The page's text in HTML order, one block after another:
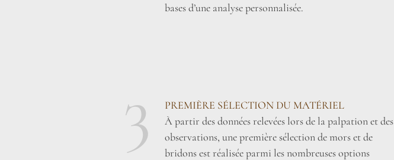
bases d’une analyse personnalisée.
3
PREMIÈRE SÉLECTION DU MATÉRIEL
À partir des données relevées lors de la palpation et des
observations, une première sélection de mors et de
bridons est réalisée parmi les nombreuses options